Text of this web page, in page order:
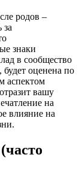
родов –
за
знаки
в сообщество
оценена по
аспектом
вашу
на
влияние на